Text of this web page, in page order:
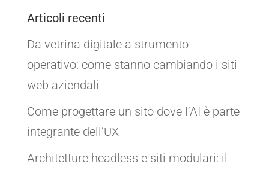
Articoli recenti
Da vetrina digitale a strumento
operativo: come stanno cambiando i siti
web aziendali
Come progettare un sito dove l’AI è parte
integrante dell’UX
Architetture headless e siti modulari: il